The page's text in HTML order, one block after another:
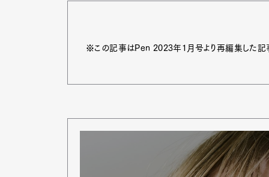
※この記事はPen 2023年1月号より再編集した記